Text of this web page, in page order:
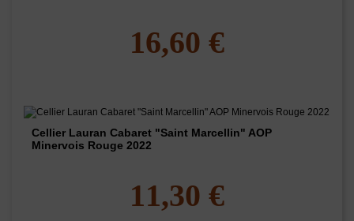
16,60 €
Cellier Lauran Cabaret "Saint Marcellin" AOP
Minervois Rouge 2022
11,30 €